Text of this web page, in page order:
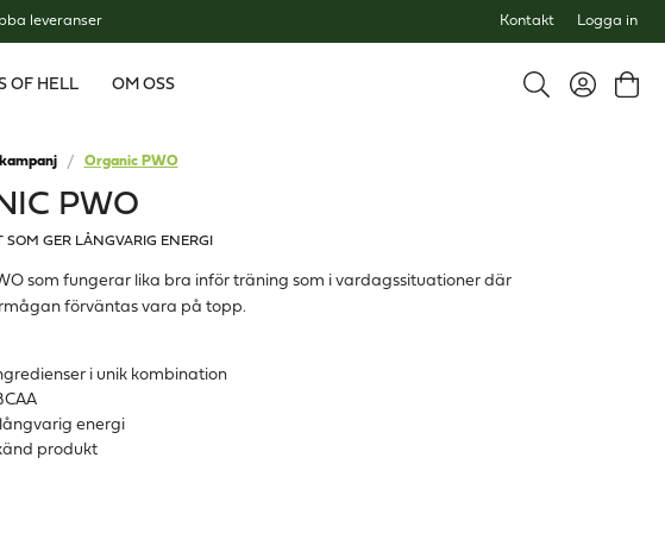
leveranser Kontakt Logga in
OF HELL OM OSS
Organic PWO
PWO
SOM GER LÅNGVARIG ENERGI
som fungerar lika bra inför träning som i vardagssituationer där
förväntas vara på topp.
i unik kombination
energi
produkt